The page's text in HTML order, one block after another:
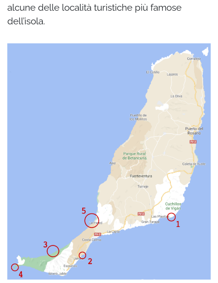
alcune delle località turistiche più famose
dell’isola.